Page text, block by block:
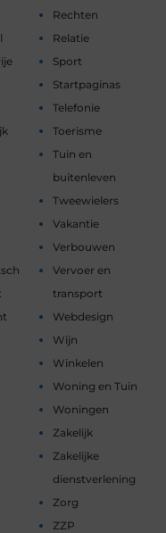
Rechten
Relatie
Sport
Startpaginas
Telefonie
Toerisme
Tuin en
buitenleven
Tweewielers
Vakantie
Verbouwen
Vervoer en
transport
Webdesign
Wijn
Winkelen
Woning en Tuin
Woningen
Zakelijk
Zakelijke
dienstverlening
Zorg
ZZP